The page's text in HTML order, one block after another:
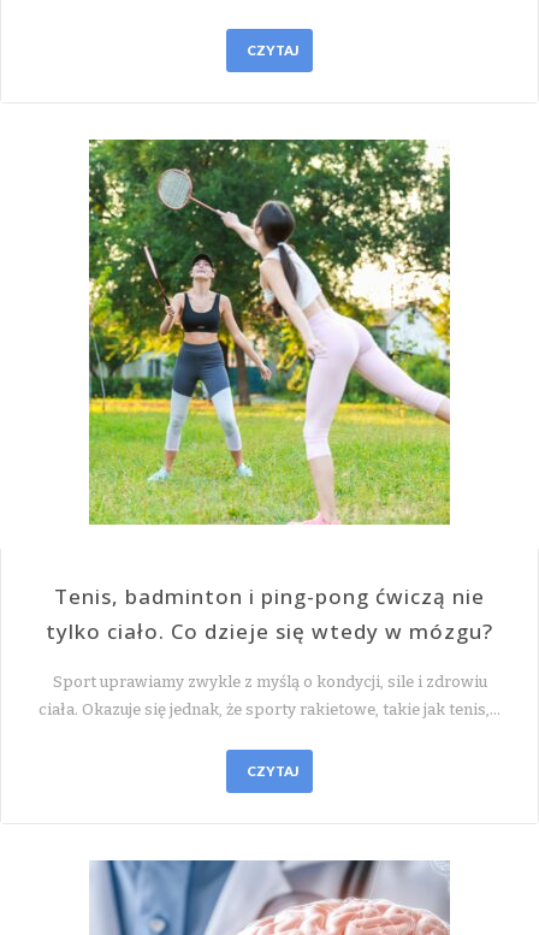
CZYTAJ
Tenis, badminton i ping-pong ćwiczą nie
tylko ciało. Co dzieje się wtedy w mózgu?
Sport uprawiamy zwykle z myślą o kondycji, sile i zdrowiu
ciała. Okazuje się jednak, że sporty rakietowe, takie jak tenis,…
CZYTAJ